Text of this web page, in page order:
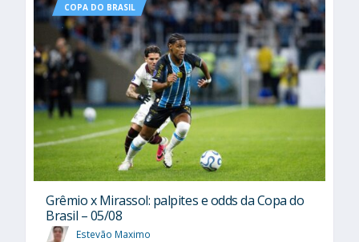
COPA DO BRASIL
Grêmio x Mirassol: palpites e odds da Copa do
Brasil – 05/08
Estevão Maximo